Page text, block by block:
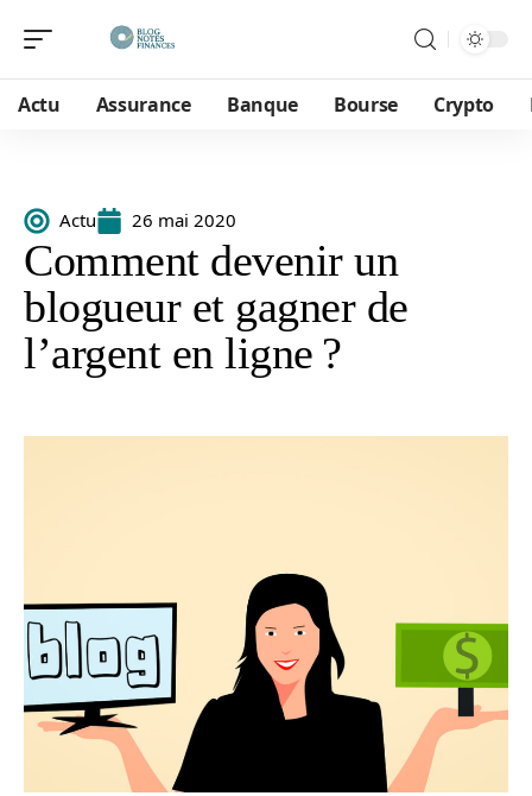
Actu Assurance Banque Bourse Crypto
Actu 26 mai 2020
Comment devenir un
blogueur et gagner de
l’argent en ligne ?